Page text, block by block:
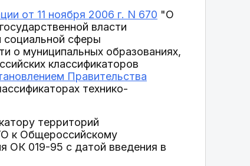
от 11 ноября 2006 г. N 670 "О
власти
социальной сферы
о муниципальных образованиях,
классификаторов
Правительства
технико-
территорий
к Общероссийскому
ОК 019-95 с датой введения в